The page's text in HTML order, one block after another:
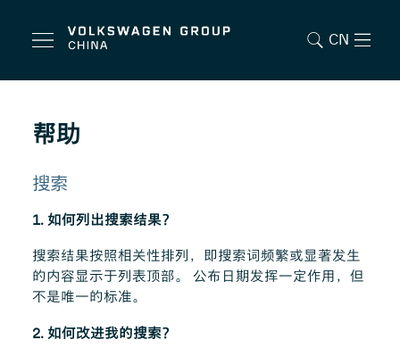
CN
帮助
搜索
1. 如何列出搜索结果？
搜索结果按照相关性排列，即搜索词频繁或显著发生
的内容显示于列表顶部。 公布日期发挥一定作用，但
不是唯一的标准。
2. 如何改进我的搜索？